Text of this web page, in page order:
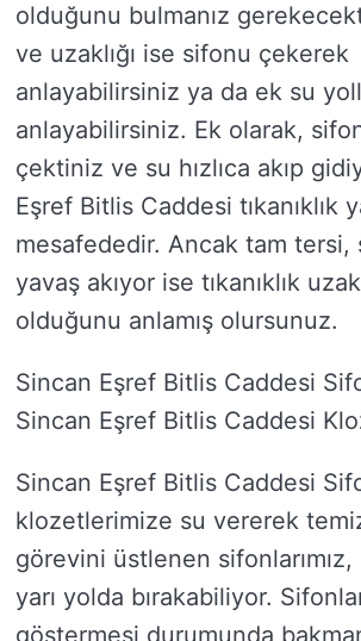
olduğunu bulmanız
ve uzaklığı ise sifonu çekerek
anlayabilirsiniz ya da ek su
anlayabilirsiniz. Ek olarak,
çektiniz ve su hızlıca akıp
Eşref Bitlis Caddesi tıkanıklık
mesafededir. Ancak tam tersi,
yavaş akıyor ise tıkanıklık
olduğunu anlamış olursunuz.
Sincan Eşref Bitlis Caddesi
Sincan Eşref Bitlis Caddesi
Sincan Eşref Bitlis Caddesi
klozetlerimize su vererek
görevini üstlenen
yarı yolda bırakabiliyor.
göstermesi durumunda